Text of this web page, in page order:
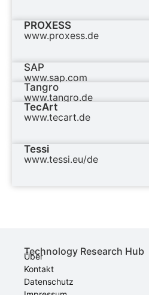
PROXESS
www.proxess.de
SAP
www.sap.com
Tangro
www.tangro.de
TecArt
www.tecart.de
Tessi
www.tessi.eu/de
Technology Research Hub
Über
Kontakt
Datenschutz